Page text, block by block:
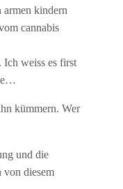
armen kindern
cannabis
weiss es first
kümmern. Wer
und die
von diesem